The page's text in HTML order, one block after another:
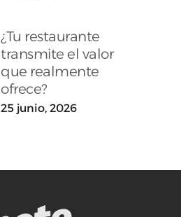
¿Tu restaurante
transmite el valor
que realmente
ofrece?
25 junio, 2026